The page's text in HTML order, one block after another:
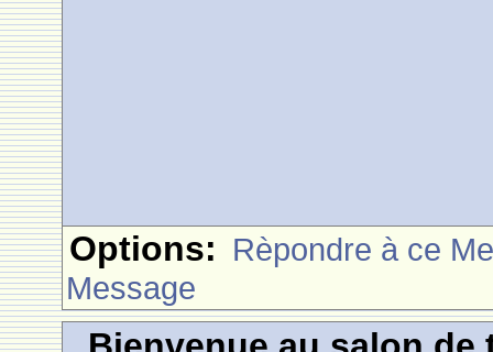
Options: Rèpondre à ce
Message